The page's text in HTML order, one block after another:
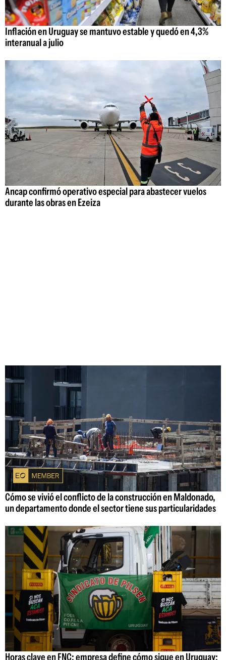
Inflación en Uruguay se mantuvo estable y quedó en 4,3%
interanual a julio
Ancap confirmó operativo especial para abastecer vuelos
durante las obras en Ezeiza
Cómo se vivió el conflicto de la construcción en Maldonado,
un departamento donde el sector tiene sus particularidades
Horas clave en FNC: empresa define cómo sigue en Uruguay;